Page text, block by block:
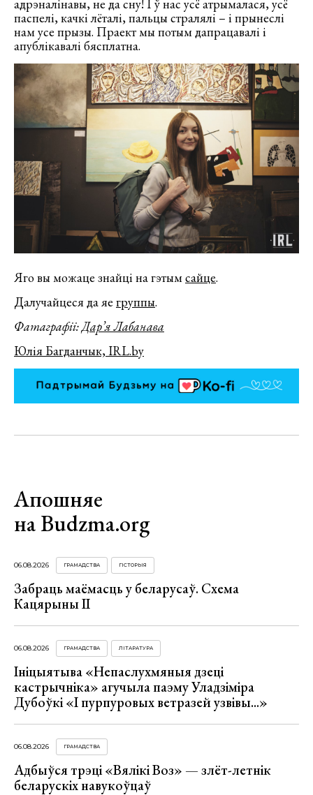
адрэналінавы, не да сну! І ў нас усё атрымалася, усё
паспелі, качкі лёталі, пальцы стралялі – і прынеслі
нам усе прызы. Праект мы потым дапрацавалі і
апублікавалі бясплатна.
Яго вы можаце знайці на гэтымсайце.
Далучайцеся да яе группы.
Фатаграфіі:Дар’я Лабанава
Юлія Багданчык, IRL.by
Апошняе
на Budzma.org
06.08.2026 ГРАМАДСТВА ГІСТОРЫЯ
Забраць маёмасць у беларусаў. Схема
Кацярыны ІІ
06.08.2026 ГРАМАДСТВА ЛІТАРАТУРА
Ініцыятыва «Непаслухмяныя дзеці
кастрычніка» агучыла паэму Уладзіміра
Дубоўкі «І пурпуровых ветразей узвівы...»
06.08.2026 ГРАМАДСТВА
Адбыўся трэці «Вялікі Воз» — злёт-летнік
беларускіх навукоўцаў